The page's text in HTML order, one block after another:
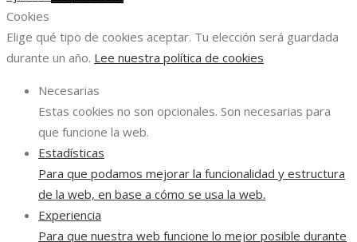
Cookies
Elige qué tipo de cookies aceptar. Tu elección será guardada
durante un año. Lee nuestra política de cookies
Necesarias
Estas cookies no son opcionales. Son necesarias para
que funcione la web.
Estadísticas
Para que podamos mejorar la funcionalidad y estructura
de la web, en base a cómo se usa la web.
Experiencia
Para que nuestra web funcione lo mejor posible durante